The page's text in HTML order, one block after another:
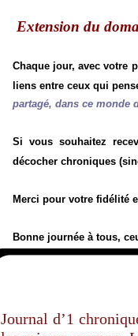
Extension du
Chaque jour, avec votre
liens entre ceux qui
partagé, dans ce monde
Si vous souhaitez
décocher chroniques
Merci pour votre fidélité
Bonne journée à tous,
Journal d’1